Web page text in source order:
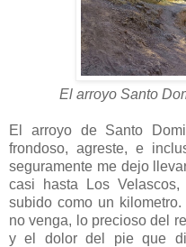
El arroyo Santo
El arroyo de Santo
frondoso, agreste, e
seguramente me dejo
casi hasta Los
subido como un
no venga, lo precioso del
y el dolor del pie que